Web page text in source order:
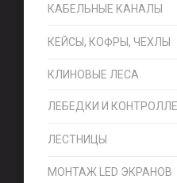
КАБЕЛЬНЫЕ КАНАЛЫ
КЕЙСЫ, КОФРЫ, ЧЕХЛЫ
КЛИНОВЫЕ ЛЕСА
ЛЕБЕДКИ И
ЛЕСТНИЦЫ
МОНТАЖ LED ЭКРАНОВ